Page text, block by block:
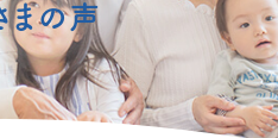
まの声